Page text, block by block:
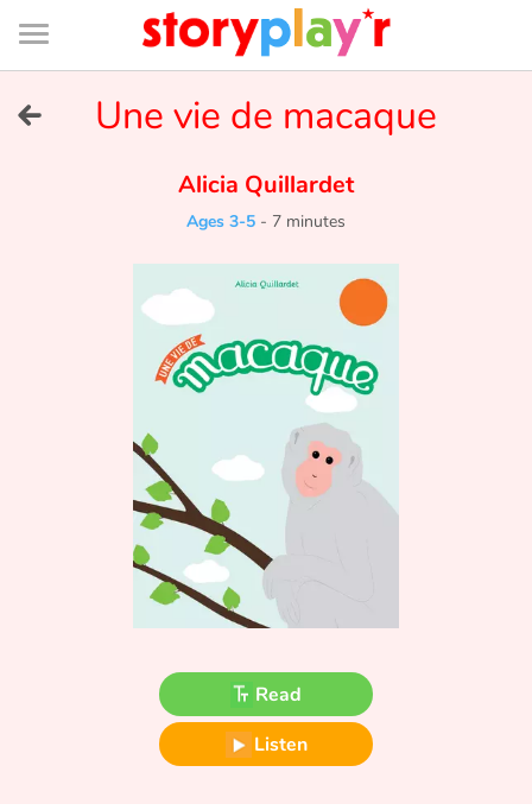
Connexion
Bibliothèque
de
page
Tales and classics in french
Fable, myth, literature and poetry
Princesses and princes, kings, queens and dragons
Heroines and Heroes
Une vie de macaque
Alicia Quillardet
Ages 3-5 - 7 minutes
Read
Listen